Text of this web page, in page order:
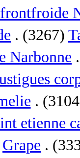
. (3267)
Narbonne
.
etienne
Grape .